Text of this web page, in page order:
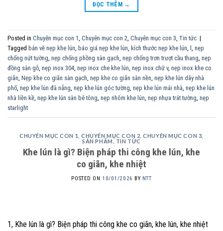
ĐỌC THÊM →
Posted in Chuyên mục con 1 Chuyên mục con 2 Chuyên mục con 3 Tin tức |
Tagged bản vẽ nẹp khe lún báo giá nẹp khe lún kích thước nẹp khe lún
nẹp
chống nứt tường nẹp chống phồng sàn gạch nẹp chống trơn trượt cầu thang nẹp
đồng sàn gỗ nẹp inox 304 nẹp inox che khe lún nẹp inox chữ v, nẹp inox khe co
giãn Nẹp khe co giãn sàn gạch nẹp khe co giãn sàn nền nẹp khe lún dãy nhà
phố nẹp khe lún đà nẵng nẹp khe lún góc tường nẹp khe lún mái nhà nẹp khe lún
nhà liền kề nẹp khe lún sàn bê tông nẹp nhôm khe lún nẹp nhựa trát tường nẹp
starlight
CHUYÊN MỤC CON 1 ,CHUYÊN MỤC CON 2 ,CHUYÊN MỤC CON 3
SẢN PHẨM , TIN TỨC
Khe lún là gì? Biện pháp thi công khe lún, khe
co giãn, khe nhiệt
POSTED ON 10/01/2026 BY NTT
1, Khe lún là gì? Biện pháp thi công khe co giãn, khe lún, khe nhiệt